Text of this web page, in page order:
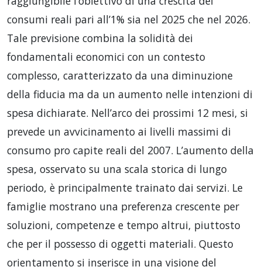
consumi reali pari all’1% sia nel 2025 che nel 2026.
Tale previsione combina la solidità dei
fondamentali economici con un contesto
complesso, caratterizzato da una diminuzione
della fiducia ma da un aumento nelle intenzioni di
spesa dichiarate. Nell’arco dei prossimi 12 mesi, si
prevede un avvicinamento ai livelli massimi di
consumo pro capite reali del 2007. L’aumento della
spesa, osservato su una scala storica di lungo
periodo, è principalmente trainato dai servizi. Le
famiglie mostrano una preferenza crescente per
soluzioni, competenze e tempo altrui, piuttosto
che per il possesso di oggetti materiali. Questo
orientamento si inserisce in una visione del